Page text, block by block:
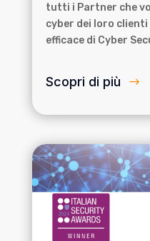
tutti i Partner che
cyber dei loro
efficace di Cyber
Scopri di più